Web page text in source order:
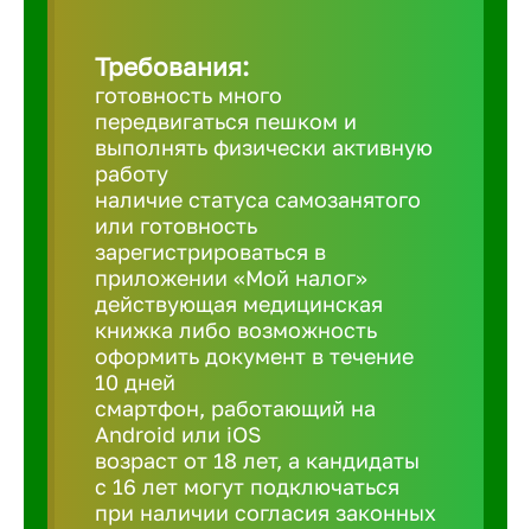
Бор
Требования:
готовность много
передвигаться пешком и
выполнять физически активную
работу
наличие статуса самозанятого
или готовность
зарегистрироваться в
приложении «Мой налог»
действующая медицинская
книжка либо возможность
оформить документ в течение
10 дней
смартфон, работающий на
Android или iOS
возраст от 18 лет, а кандидаты
с 16 лет могут подключаться
при наличии согласия законных